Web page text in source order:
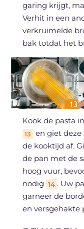
garing krijgt,
Verhit in een
verkruimelde
bak totdat het
Kook de pasta
13
en giet deze
de kooktijd af.
de pan met de
hoog vuur,
nodig 14 . Uw
garneer de
en versgehakte